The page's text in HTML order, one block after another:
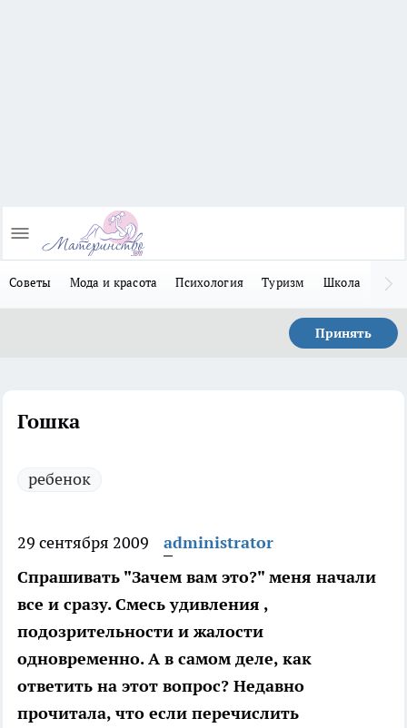
Советы Мода и красота Психология Туризм Школа
Принять
Гошка
ребенок
29 сентября 2009
administrator
Спрашивать "Зачем вам это?" меня начали
все и сразу. Смесь удивления ,
подозрительности и жалости
одновременно. А в самом деле, как
ответить на этот вопрос? Недавно
прочитала, что если перечислить